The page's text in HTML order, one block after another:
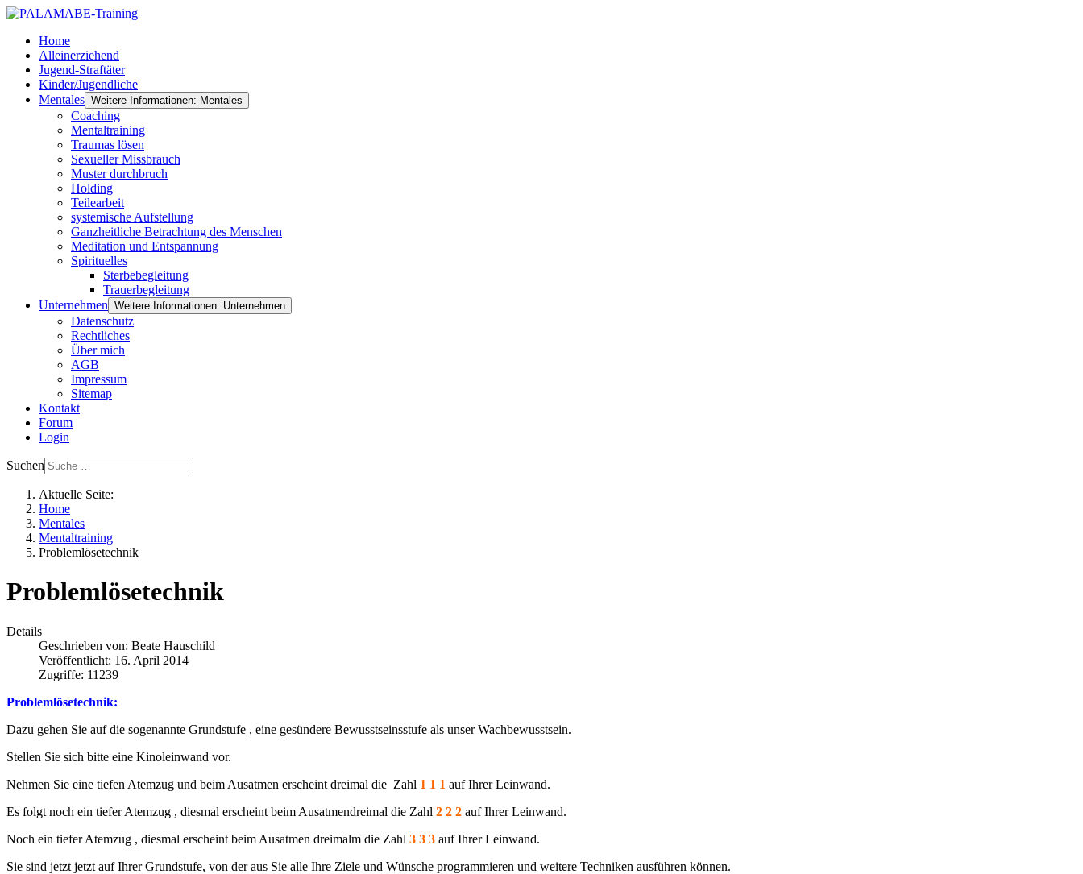
Home
Alleinerziehend
Jugend-Straftäter
Kinder/Jugendliche
Mentales Weitere Informationen: Mentales
Coaching
Mentaltraining
Traumas lösen
Sexueller Missbrauch
Muster durchbruch
Holding
Teilearbeit
systemische Aufstellung
Ganzheitliche Betrachtung des Menschen
Meditation und Entspannung
Spirituelles
Sterbebegleitung
Trauerbegleitung
Unternehmen Weitere Informationen: Unternehmen
Datenschutz
Rechtliches
Über mich
AGB
Impressum
Sitemap
Kontakt
Forum
Login
Suchen
Aktuelle Seite:
Home
Mentales
Mentaltraining
Problemlösetechnik
Problemlösetechnik
Details
Geschrieben von: Beate Hauschild
Veröffentlicht: 16. April 2014
Zugriffe: 11239
Problemlösetechnik:
Dazu gehen Sie auf die sogenannte Grundstufe , eine gesündere Bewusstseinsstufe als unser Wachbewusstsein.
Stellen Sie sich bitte eine Kinoleinwand vor.
Nehmen Sie eine tiefen Atemzug und beim Ausatmen erscheint dreimal die Zahl 1 1 1 auf Ihrer Leinwand.
Es folgt noch ein tiefer Atemzug , diesmal erscheint beim Ausatmendreimal die Zahl 2 2 2 auf Ihrer Leinwand.
Noch ein tiefer Atemzug , diesmal erscheint beim Ausatmen dreimalm die Zahl 3 3 3 auf Ihrer Leinwand.
Sie sind jetzt jetzt auf Ihrer Grundstufe, von der aus Sie alle Ihre Ziele und Wünsche programmieren und weitere Techniken ausführen können.